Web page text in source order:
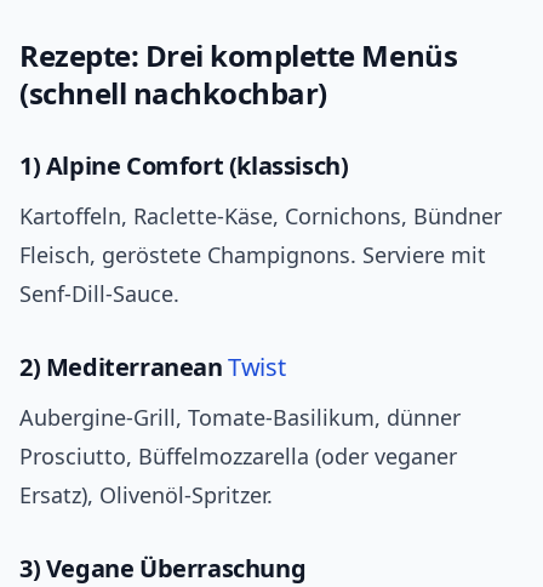
Rezepte: Drei komplette Menüs
(schnell nachkochbar)
1) Alpine Comfort (klassisch)
Kartoffeln, Raclette‑Käse, Cornichons, Bündner
Fleisch, geröstete Champignons. Serviere mit
Senf‑Dill‑Sauce.
2) MediterraneanTwist
Aubergine‑Grill, Tomate‑Basilikum, dünner
Prosciutto, Büffelmozzarella (oder veganer
Ersatz), Olivenöl‑Spritzer.
3) Vegane Überraschung